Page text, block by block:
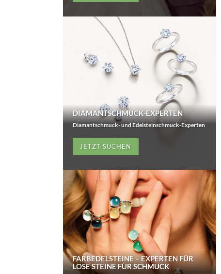
DIAMANTSCHMUCK-EXPERTEN
Diamantschmuck- und Edelsteinschmuck-Experten
JETZT SUCHEN
FARBEDELSTEINE – EXPERTEN FÜR
LOSE STEINE FÜR SCHMUCK